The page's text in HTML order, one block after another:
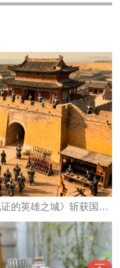
泉州市纪录片《崇武：一座山海见证的英雄之城》斩获国家级大奖